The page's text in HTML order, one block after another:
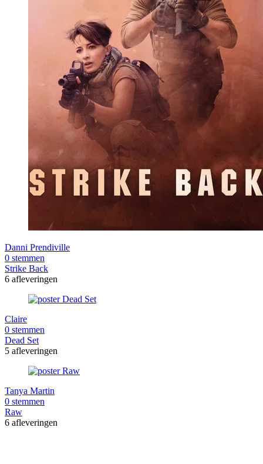
Danni Prendiville
0 stemmen
Strike Back
6 afleveringen
Claire
0 stemmen
Dead Set
5 afleveringen
Tanya Martin
0 stemmen
Raw
6 afleveringen